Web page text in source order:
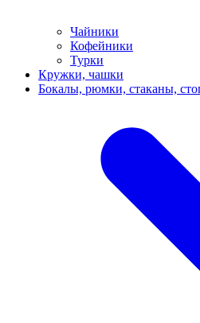
Чайники
Кофейники
Турки
Кружки, чашки
Бокалы, рюмки, стаканы,